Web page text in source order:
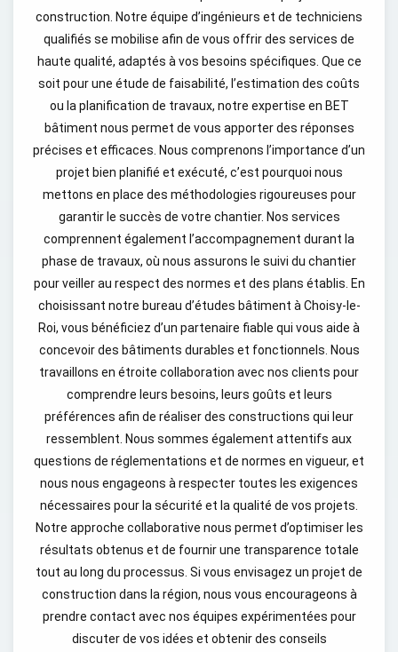
construction. Notre équipe d’ingénieurs et de techniciens
qualifiés se mobilise afin de vous offrir des services de
haute qualité, adaptés à vos besoins spécifiques. Que ce
soit pour une étude de faisabilité, l’estimation des coûts
ou la planification de travaux, notre expertise en BET
bâtiment nous permet de vous apporter des réponses
précises et efficaces. Nous comprenons l’importance d’un
projet bien planifié et exécuté, c’est pourquoi nous
mettons en place des méthodologies rigoureuses pour
garantir le succès de votre chantier. Nos services
comprennent également l’accompagnement durant la
phase de travaux, où nous assurons le suivi du chantier
pour veiller au respect des normes et des plans établis. En
choisissant notre bureau d’études bâtiment à Choisy-le-
Roi, vous bénéficiez d’un partenaire fiable qui vous aide à
concevoir des bâtiments durables et fonctionnels. Nous
travaillons en étroite collaboration avec nos clients pour
comprendre leurs besoins, leurs goûts et leurs
préférences afin de réaliser des constructions qui leur
ressemblent. Nous sommes également attentifs aux
questions de réglementations et de normes en vigueur, et
nous nous engageons à respecter toutes les exigences
nécessaires pour la sécurité et la qualité de vos projets.
Notre approche collaborative nous permet d’optimiser les
résultats obtenus et de fournir une transparence totale
tout au long du processus. Si vous envisagez un projet de
construction dans la région, nous vous encourageons à
prendre contact avec nos équipes expérimentées pour
discuter de vos idées et obtenir des conseils